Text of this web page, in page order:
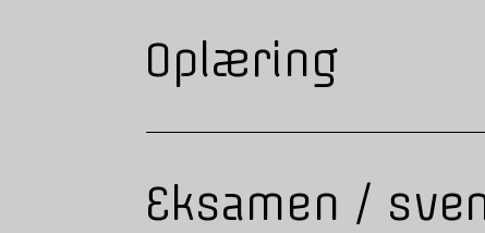
Oplæring
Eksamen /